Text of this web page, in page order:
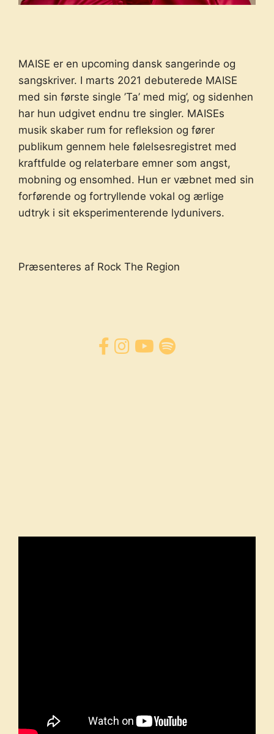
MAISE er en upcoming dansk sangerinde og
sangskriver. I marts 2021 debuterede MAISE
med sin første single ’Ta’ med mig’, og sidenhen
har hun udgivet endnu tre singler. MAISEs
musik skaber rum for refleksion og fører
publikum gennem hele følelsesregistret med
kraftfulde og relaterbare emner som angst,
mobning og ensomhed. Hun er væbnet med sin
forførende og fortryllende vokal og ærlige
udtryk i sit eksperimenterende lydunivers.
Præsenteres af Rock The Region